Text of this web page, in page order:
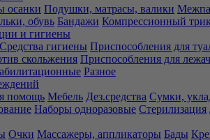
осанки Подушки, матрасы, валики
обувь Бандажи Компрессионный
и гигиены
Средства гигиены Приспособления для
скольжения Приспособления для
Разное
помощь Мебель Дез.средства Сумки,
Наборы одноразовые Стерилизация
Очки Массажеры, аппликаторы Бады